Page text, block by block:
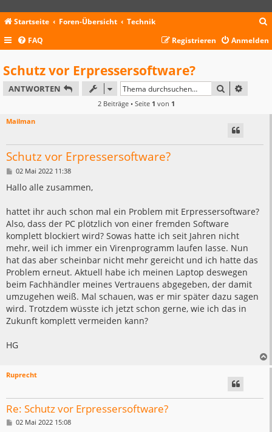
Startseite Foren-Übersicht Technik
c
FAQ Anmelden
Registrieren
Schutz vor Erpressersoftware?
ANTWORTEN SUCHE
2 Beiträge • Seite 1 von 1
Mailman
Schutz vor Erpressersoftware?
B
i
a
g
02 Mai 2022 11:38
Hallo alle zusammen,
hattet ihr auch schon mal ein Problem mit Erpressersoftware?
Also, dass der PC plötzlich von einer fremden Software
komplett blockiert wird? Sowas hatte ich seit Jahren nicht
mehr, weil ich immer ein Virenprogramm laufen lasse. Nun
hat das aber scheinbar nicht mehr gereicht und ich hatte das
Problem erneut. Aktuell habe ich meinen Laptop deswegen
beim Fachhändler meines Vertrauens abgegeben, der damit
umzugehen weiß. Mal schauen, was er mir später dazu sagen
wird. Trotzdem wüsste ich jetzt schon gerne, wie ich das in
Zukunft komplett vermeiden kann?
HG
Ruprecht
Re: Schutz vor Erpressersoftware?
B02 Mai 2022 15:08